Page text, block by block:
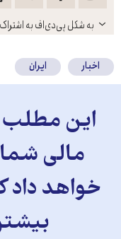
باز
کنید
به شکل پی‌دی‌اف به
اخبار ایران
این مطلب
مالی شما
خواهد داد